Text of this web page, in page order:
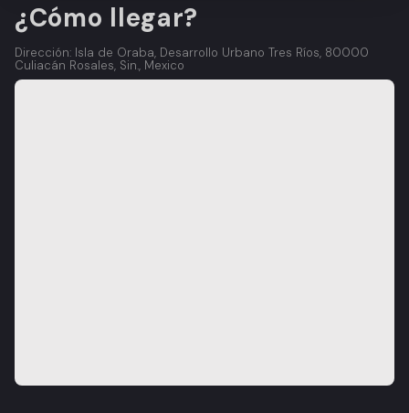
¿Cómo llegar?
Dirección: Isla de Oraba, Desarrollo Urbano Tres Ríos, 80000
Culiacán Rosales, Sin., Mexico